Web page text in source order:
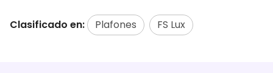
Clasificado en: Plafones FS Lux